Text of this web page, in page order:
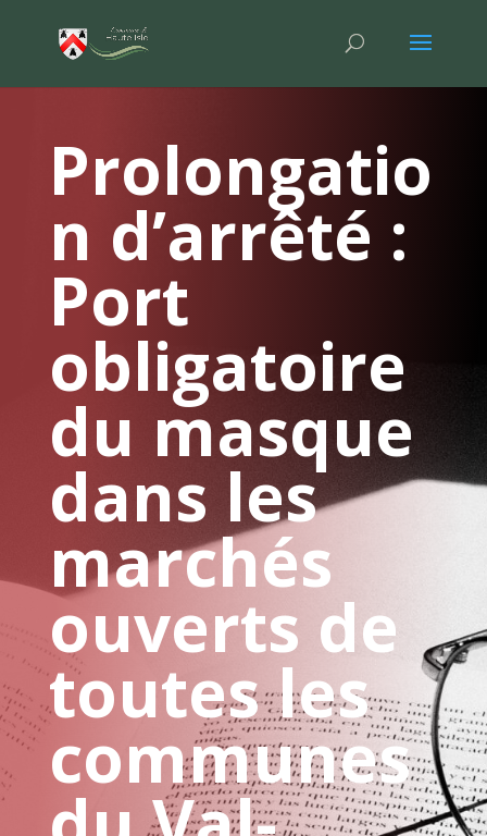
Prolongatio
n d’arrêté :
Port
obligatoire
du masque
dans les
marchés
ouverts de
toutes les
communes